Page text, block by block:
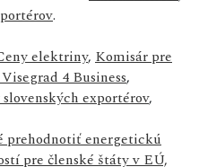
.
elektriny, Komisár pre
4 Business,
exportérov,
prehodnotiť energetickú
pre členské štáty v EÚ,